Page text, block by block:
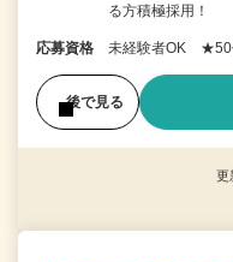
る方積極採用！
応募資格 未経験者OK ★50
後で見る
更